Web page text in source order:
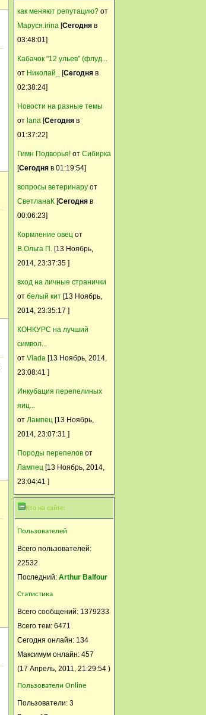
Anmari
13 Ноябрь, 2014, 12:07:02
Надо о хорошем думать
перед сном, а ещё лучше
мало минусов ставил .....
плюсов. Шутники, однако!
Шила в мешке не утаишь
будут сниться кошмары
станет явным!!!
Анатолий 1953
12 Ноябрь, 2014, 16:42:54
как меняют репутацию? от
Маруся.irina [Сегодня в
03:48:01]
Кабачок "12 ульев" (флуд...
от Николай_ [Сегодня в
02:38:24]
Новости на разные темы
от lana [Сегодня в
01:37:22]
Гимн Подворья! от Сибирка
[Сегодня в 01:19:54]
вопросы ветеринару от
СветланаК [Сегодня в
00:06:23]
Кормление овец от
В.Ольга П. [13 Ноябрь,
2014, 23:37:35 ]
вход на личные странички
от белый кит [13 Ноябрь,
2014, 23:35:17 ]
КОНКУРС на лучший
символ...
от Vlada [13 Ноябрь, 2014,
23:08:41 ]
Инкубация перепелиных
яиц...
от Лампец [13 Ноябрь,
2014, 23:07:31 ]
Породы перепелов от
Лампец [13 Ноябрь, 2014,
23:04:41 ]
Кто на сайте:
Пользователей
Всего пользователей:
22532
Последний: Arthur Balfour
Статистика
Всего сообщений: 1379233
Всего тем: 6471
Сегодня онлайн: 134
Максимум онлайн: 457
(17 Апрель, 2011, 21:29:54 )
Пользователи Online
Пользователи: 3